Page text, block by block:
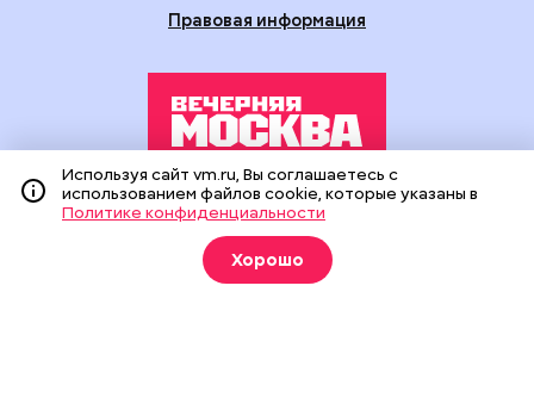
Правовая информация
Издание создано при финансовой поддержке Департамента
средств массовой информации и рекламы города Москвы.
На сайте применяются рекомендательные технологии
(информационные технологии предоставления информации
на основе сбора, систематизации и анализа сведений,
Используя сайт vm.ru, Вы соглашаетесь с
использованием файлов cookie, которые указаны в
Политике конфиденциальности
Хорошо